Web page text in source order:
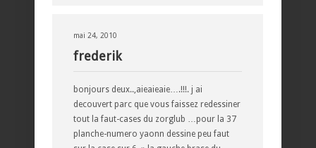
mai 24, 2010
frederik
bonjours deux..,aieaieaie….!!!. j ai
decouvert parc que vous faissez redessiner
tout la faut-cases du zorglub …pour la 37
planche-numero yaonn dessine peu faut